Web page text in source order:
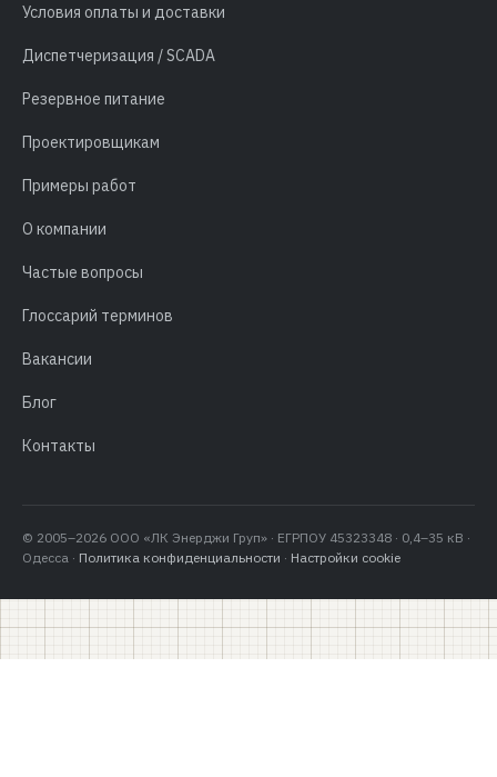
Условия оплаты и доставки
Диспетчеризация / SCADA
Резервное питание
Проектировщикам
Примеры работ
О компании
Частые вопросы
Глоссарий терминов
Вакансии
Блог
Контакты
© 2005–2026 ООО «ЛК Энерджи Груп» · ЕГРПОУ 45323348 · 0,4–35 кВ ·
Одесса · Политика конфиденциальности · Настройки cookie